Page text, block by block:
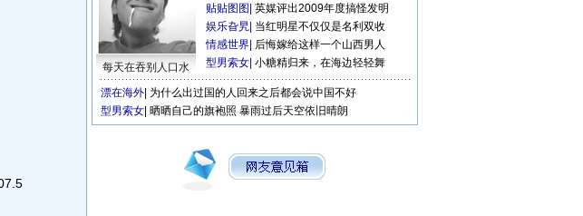
每天在吞别人口水
贴贴图图 英媒评出2009年度搞怪发明
娱乐旮旯 当红明星不仅仅是名利双收
情感世界 后悔嫁给这样一个山西男人
型男索女 小糖精归来，在海边轻轻舞
漂在海外 为什么出过国的人回来之后都会说中国不好
型男索女 晒晒自己的旗袍照 暴雨过后天空依旧晴朗